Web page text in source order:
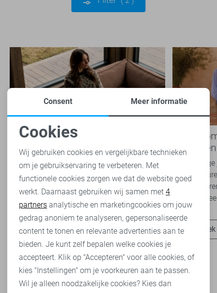
Nieuwe Lady Day najaarscollectie
2026 bij Sans: stijl en comfort in
travelkwaliteit
Het najaar vraagt om kleding die comfortabel,
veelzijdig én stijlvol is. Met de nieuwe Lady
Day najaarscollectie 2026 ben je helemaal
Ontdek nu
Boho
overal
Van
zachte
Romance
het
Noodzakelijke cookies
Personalisatie cookies
Analytische cookies
Marketing cookies
Consent Meer informatie
Cookies
Wij gebruiken cookies en vergelijkbare technieken
om je gebruikservaring te verbeteren. Met
functionele cookies zorgen we dat de website goed
werkt. Daarnaast gebruiken wij samen met 4
partners analytische en marketingcookies om jouw
gedrag anoniem te analyseren, gepersonaliseerde
content te tonen en relevante advertenties aan te
bieden. Je kunt zelf bepalen welke cookies je
accepteert. Klik op "Accepteren" voor alle cookies, of
kies "Instellingen" om je voorkeuren aan te passen.
Wil je alleen noodzakelijke cookies? Kies dan